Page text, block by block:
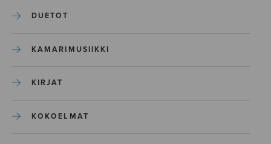
DUETOT
KAMARIMUSIIKKI
KIRJAT
KOKOELMAT